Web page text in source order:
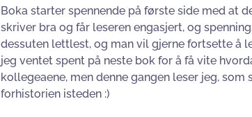
Boka starter spennende på første side med at
skriver bra og får leseren engasjert, og
dessuten lettlest, og man vil gjerne fortsette å
jeg ventet spent på neste bok for å få vite
kollegeaene, men denne gangen leser jeg,
forhistorien isteden :)